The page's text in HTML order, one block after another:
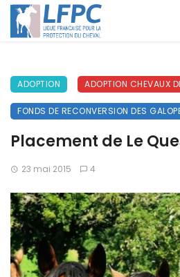
ADOPTION ADOPTION CHEVAUX
FONDS DE RECONVERSION DES
Placement de Le
23 mai 2015 4